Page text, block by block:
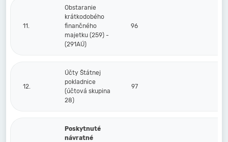
11.
Obstaranie
krátkodobého
finančného
majetku (259) -
(291AÚ)
96
12.
Účty Štátnej
pokladnice
(účtová skupina
28)
97
Poskytnuté
návratné